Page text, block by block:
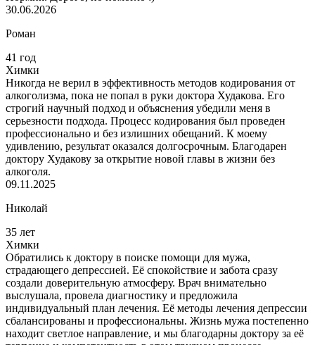
30.06.2026
Роман
41 год
Химки
Никогда не верил в эффективность методов кодирования от
алкоголизма, пока не попал в руки доктора Худакова. Его
строгий научный подход и объяснения убедили меня в
серьезности подхода. Процесс кодирования был проведен
профессионально и без излишних обещаний. К моему
удивлению, результат оказался долгосрочным. Благодарен
доктору Худакову за открытие новой главы в жизни без
алкоголя.
09.11.2025
Николай
35 лет
Химки
Обратились к доктору в поиске помощи для мужа,
страдающего депрессией. Её спокойствие и забота сразу
создали доверительную атмосферу. Врач внимательно
выслушала, провела диагностику и предложила
индивидуальный план лечения. Её методы лечения депрессии
сбалансированы и профессиональны. Жизнь мужа постепенно
находит светлое направление, и мы благодарны доктору за её